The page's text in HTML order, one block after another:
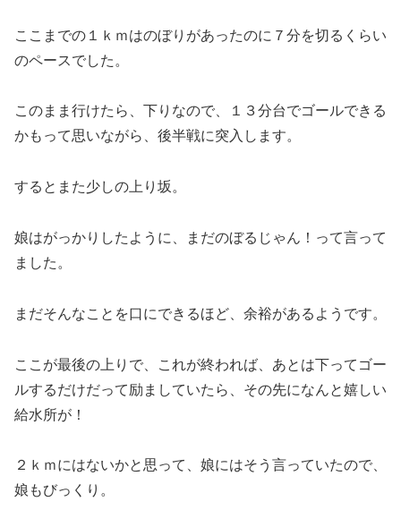
ここまでの１ｋｍはのぼりがあったのに７分を切るくらい
のペースでした。
このまま行けたら、下りなので、１３分台でゴールできる
かもって思いながら、後半戦に突入します。
するとまた少しの上り坂。
娘はがっかりしたように、まだのぼるじゃん！って言って
ました。
まだそんなことを口にできるほど、余裕があるようです。
ここが最後の上りで、これが終われば、あとは下ってゴー
ルするだけだって励ましていたら、その先になんと嬉しい
給水所が！
２ｋｍにはないかと思って、娘にはそう言っていたので、
娘もびっくり。